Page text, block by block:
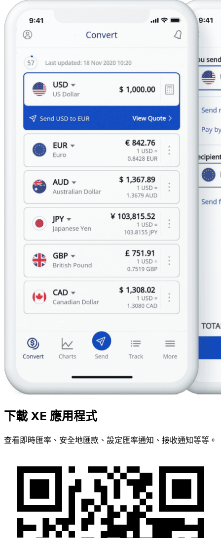
下載 XE 應用程式
查看即時匯率、安全地匯款、設定匯率通知、接收通知等等。